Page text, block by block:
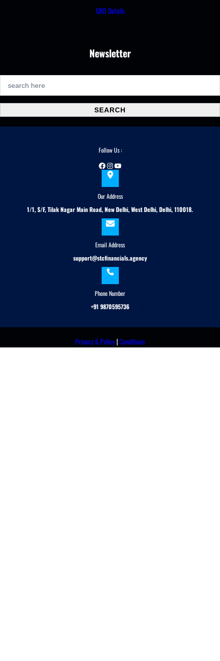
GRO Details
Newsletter
a
r
c
SEARCH
Follow Us :
Facebook Instagram YouTube
Our Address
1/1, S/F, Tilak Nagar Main Road, New Delhi, West Delhi, Delhi, 110018.
Email Address
support@stcfinancials.agency
Phone Number
+91 9870595736
Privacy & Policy|Conditions